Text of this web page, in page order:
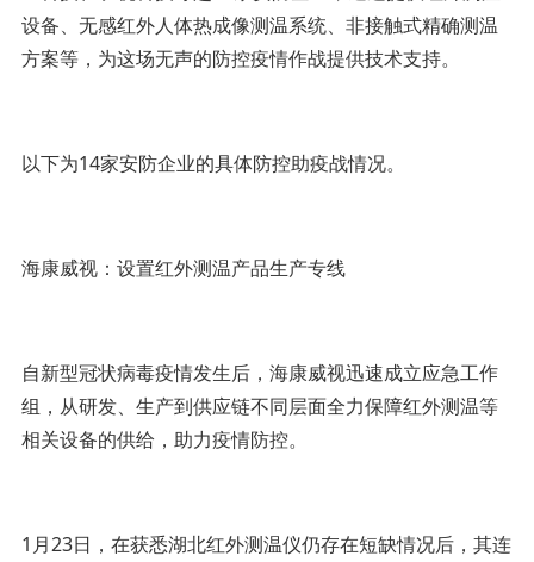
设备、无感红外人体热成像测温系统、非接触式精确测温
方案等，为这场无声的防控疫情作战提供技术支持。
以下为14家安防企业的具体防控助疫战情况。
海康威视：设置红外测温产品生产专线
自新型冠状病毒疫情发生后，海康威视迅速成立应急工作
组，从研发、生产到供应链不同层面全力保障红外测温等
相关设备的供给，助力疫情防控。
1月23日，在获悉湖北红外测温仪仍存在短缺情况后，其连